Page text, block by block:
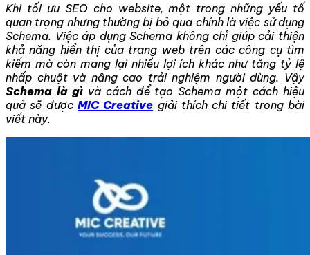
Khi tối ưu SEO cho website, một trong những yếu tố
quan trọng nhưng thường bị bỏ qua chính là việc sử dụng
Schema. Việc áp dụng Schema không chỉ giúp cải thiện
khả năng hiển thị của trang web trên các công cụ tìm
kiếm mà còn mang lại nhiều lợi ích khác như tăng tỷ lệ
nhấp chuột và nâng cao trải nghiệm người dùng. Vậy
Schema là gìvà cách để tạo Schema một cách hiệu
quả sẽ được MIC Creative giải thích chi tiết trong bài
viết này.